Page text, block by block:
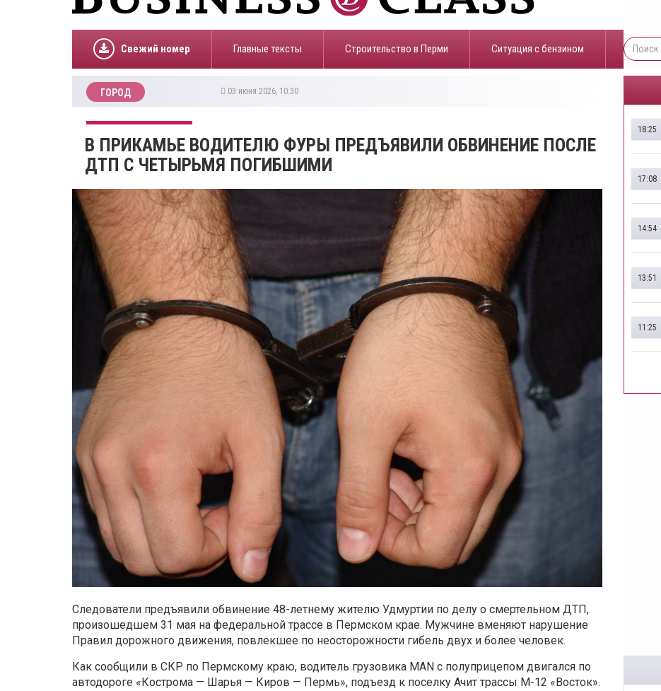
Свежий номер Главные тексты Строительство в Перми ​Ситуация с бензином
ГОРОД 03 июня 2026, 10:30
В ПРИКАМЬЕ ВОДИТЕЛЮ ФУРЫ ПРЕДЪЯВИЛИ ОБВИНЕНИЕ ПОСЛЕ
ДТП С ЧЕТЫРЬМЯ ПОГИБШИМИ
Следователи предъявили обвинение 48-летнему жителю Удмуртии по делу о смертельном ДТП,
произошедшем 31 мая на федеральной трассе в Пермском крае. Мужчине вменяют нарушение
Правил дорожного движения, повлекшее по неосторожности гибель двух и более человек.
Как сообщили в СКР по Пермскому краю, водитель грузовика MAN с полуприцепом двигался по
автодороге «Кострома — Шарья — Киров — Пермь», подъезд к поселку Ачит трассы М-12 «Восток».
18:25
17:08
14:54
13:51
11:25